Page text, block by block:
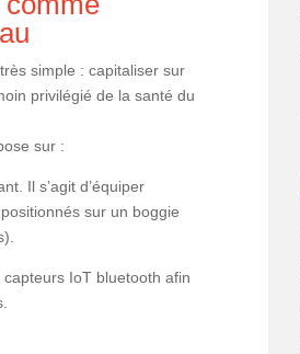
simple : capitaliser sur
privilégié de la santé du
sur :
Il s’agit d’équiper
sur un boggie
capteurs IoT bluetooth afin